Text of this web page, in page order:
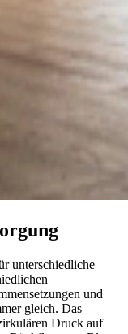
unterschiedliche
und
gleich. Das
Druck auf